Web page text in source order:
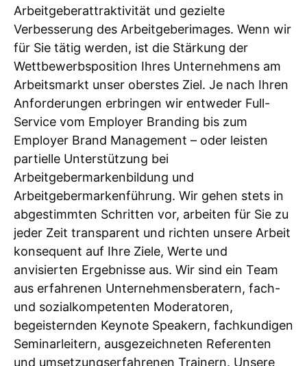
Arbeitgeberattraktivität und gezielte
Verbesserung des Arbeitgeberimages. Wenn wir
für Sie tätig werden, ist die Stärkung der
Wettbewerbsposition Ihres Unternehmens am
Arbeitsmarkt unser oberstes Ziel. Je nach Ihren
Anforderungen erbringen wir entweder Full-
Service vom Employer Branding bis zum
Employer Brand Management – oder leisten
partielle Unterstützung bei
Arbeitgebermarkenbildung und
Arbeitgebermarkenführung. Wir gehen stets in
abgestimmten Schritten vor, arbeiten für Sie zu
jeder Zeit transparent und richten unsere Arbeit
konsequent auf Ihre Ziele, Werte und
anvisierten Ergebnisse aus. Wir sind ein Team
aus erfahrenen Unternehmensberatern, fach-
und sozialkompetenten Moderatoren,
begeisternden Keynote Speakern, fachkundigen
Seminarleitern, ausgezeichneten Referenten
und umsetzungserfahrenen Trainern. Unsere